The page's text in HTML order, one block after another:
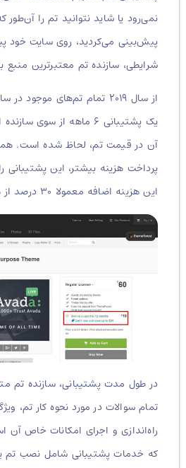
نمی‌رود یا شاید نتوانید تم را آن‌طور که
پیش‌بینی می‌کردید، روی سایت خود
شرایطی، سازنده تم معتبرترین منبع
یک پشتیبانی ۶ ماهه از سوی
آن در قیمت تم، لحاظ شده است. همچنین
این هزینه اضافه معمولا ۳۰ درصد از هزینه تم است.
در طول مدت پشتیبانی، سازنده تم متعهد
تمام سوالات در مورد نحوه کار تم،
راه‌اندازی و اجرای امکانات خاص آن
که خدمات پشتیبانی شامل نصب تم یا